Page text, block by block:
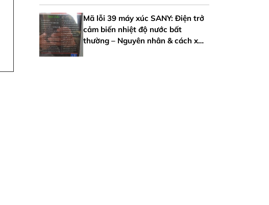
Mã lỗi 39 máy xúc SANY: Điện trở
cảm biến nhiệt độ nước bất
thường – Nguyên nhân & cách xử